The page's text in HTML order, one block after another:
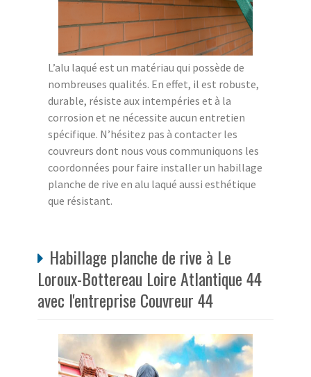
L’alu laqué est un matériau qui possède de
nombreuses qualités. En effet, il est robuste,
durable, résiste aux intempéries et à la
corrosion et ne nécessite aucun entretien
spécifique. N’hésitez pas à contacter les
couvreurs dont nous vous communiquons les
coordonnées pour faire installer un habillage
planche de rive en alu laqué aussi esthétique
que résistant.
Habillage planche de rive à Le
Loroux-Bottereau Loire Atlantique 44
avec l'entreprise Couvreur 44